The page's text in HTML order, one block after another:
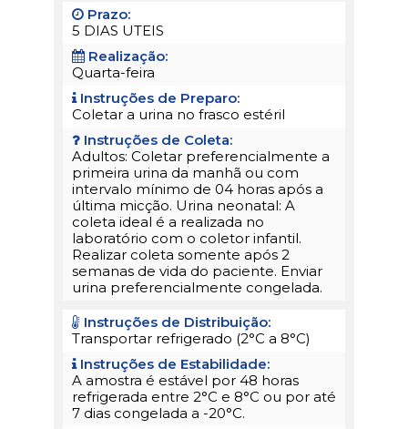
Prazo:
5 DIAS UTEIS
Realização:
Quarta-feira
Instruções de Preparo:
Coletar a urina no frasco estéril
Instruções de Coleta:
Adultos: Coletar preferencialmente a
primeira urina da manhã ou com
intervalo mínimo de 04 horas após a
última micção. Urina neonatal: A
coleta ideal é a realizada no
laboratório com o coletor infantil.
Realizar coleta somente após 2
semanas de vida do paciente. Enviar
urina preferencialmente congelada.
Instruções de Distribuição:
Transportar refrigerado (2°C a 8°C)
Instruções de Estabilidade:
A amostra é estável por 48 horas
refrigerada entre 2°C e 8°C ou por até
7 dias congelada a -20°C.